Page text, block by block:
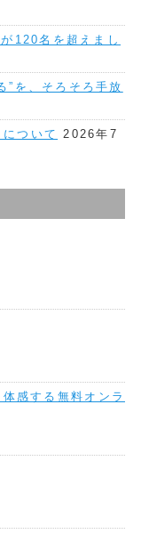
120名を超えまし
”を、そろそろ手放
ついて
2026年7
感する無料オンラ